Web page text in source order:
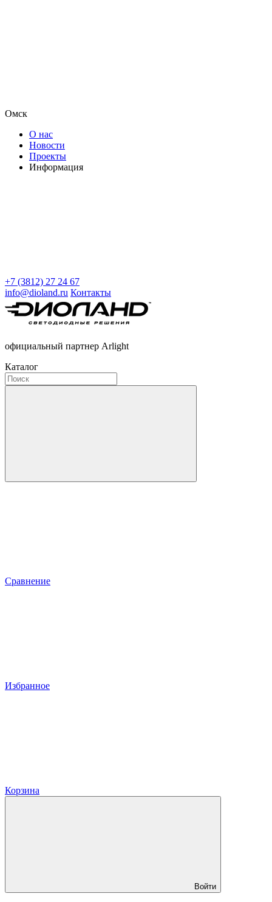
Омск
О нас
Новости
Проекты
Информация
+7 (3812) 27 24 67
info@dioland.ru Контакты
официальный партнер Arlight
Каталог
Сравнение
Избранное
Корзина
Войти